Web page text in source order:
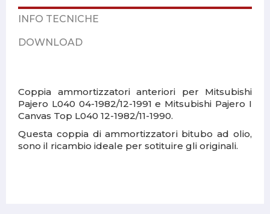
INFO TECNICHE
DOWNLOAD
Coppia ammortizzatori anteriori per Mitsubishi
Pajero L040 04-1982/12-1991 e Mitsubishi Pajero I
Canvas Top L040 12-1982/11-1990.
Questa coppia di ammortizzatori bitubo ad olio,
sono il ricambio ideale per sotituire gli originali.